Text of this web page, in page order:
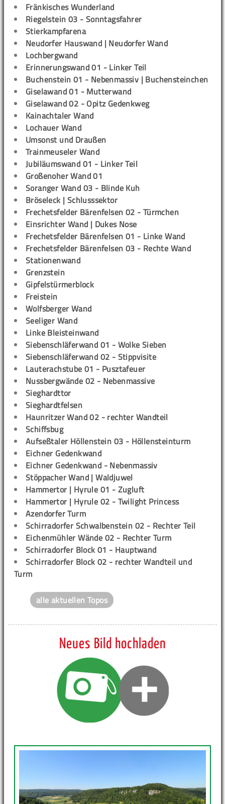
Fränkisches Wunderland
Riegelstein 03 - Sonntagsfahrer
Stierkampfarena
Neudorfer Hauswand | Neudorfer Wand
Lochbergwand
Erinnerungswand 01 - Linker Teil
Buchenstein 01 - Nebenmassiv | Buchensteinchen
Giselawand 01 - Mutterwand
Giselawand 02 - Opitz Gedenkweg
Kainachtaler Wand
Lochauer Wand
Umsonst und Draußen
Trainmeuseler Wand
Jubiläumswand 01 - Linker Teil
Großenoher Wand 01
Soranger Wand 03 - Blinde Kuh
Bröseleck | Schlusssektor
Frechetsfelder Bärenfelsen 02 - Türmchen
Einsrichter Wand | Dukes Nose
Frechetsfelder Bärenfelsen 01 - Linke Wand
Frechetsfelder Bärenfelsen 03 - Rechte Wand
Stationenwand
Grenzstein
Gipfelstürmerblock
Freistein
Wolfsberger Wand
Seeliger Wand
Linke Bleisteinwand
Siebenschläferwand 01 - Wolke Sieben
Siebenschläferwand 02 - Stippvisite
Lauterachstube 01 - Pusztafeuer
Nussbergwände 02 - Nebenmassive
Sieghardttor
Sieghardtfelsen
Haunritzer Wand 02 - rechter Wandteil
Schiffsbug
Aufseßtaler Höllenstein 03 - Höllensteinturm
Eichner Gedenkwand
Eichner Gedenkwand - Nebenmassiv
Stöppacher Wand | Waldjuwel
Hammertor | Hyrule 01 - Zugluft
Hammertor | Hyrule 02 - Twilight Princess
Azendorfer Turm
Schirradorfer Schwalbenstein 02 - Rechter Teil
Eichenmühler Wände 02 - Rechter Turm
Schirradorfer Block 01 - Hauptwand
Schirradorfer Block 02 - rechter Wandteil und
Turm
alle aktuellen Topos
Neues Bild hochladen